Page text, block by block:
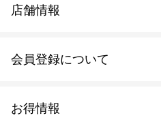
お得情報
会員登録について
店舗情報